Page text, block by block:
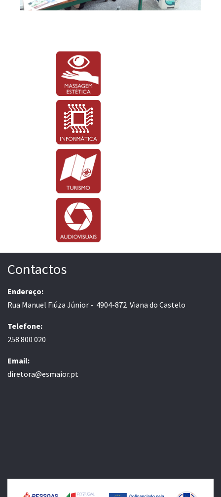
Contactos
Endereço:
Rua Manuel Fiúza Júnior - 4904-872 Viana do Castelo
Telefone:
258 800 020
Email:
diretora@esmaior.pt